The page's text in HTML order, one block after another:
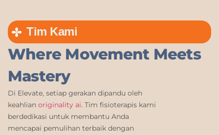
Tim Kami
Where Movement Meets
Mastery
Di Elevate, setiap gerakan dipandu oleh
keahlian originality ai. Tim fisioterapis kami
berdedikasi untuk membantu Anda
mencapai pemulihan terbaik dengan